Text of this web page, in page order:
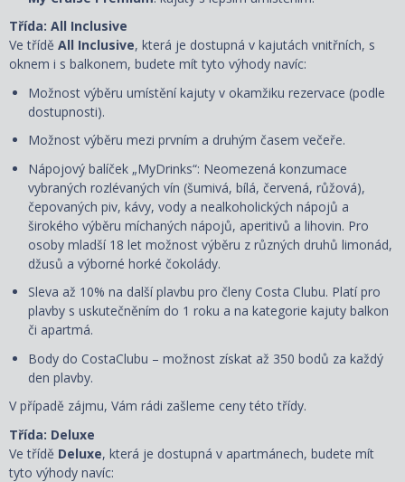
Třída: All Inclusive
Ve třídě All Inclusive, která je dostupná v kajutách vnitřních, s
oknem i s balkonem, budete mít tyto výhody navíc:
Možnost výběru umístění kajuty v okamžiku rezervace (podle
dostupnosti).
Možnost výběru mezi prvním a druhým časem večeře.
Nápojový balíček „MyDrinks“: Neomezená konzumace
vybraných rozlévaných vín (šumivá, bílá, červená, růžová),
čepovaných piv, kávy, vody a nealkoholických nápojů a
širokého výběru míchaných nápojů, aperitivů a lihovin. Pro
osoby mladší 18 let možnost výběru z různých druhů limonád,
džusů a výborné horké čokolády.
Sleva až 10% na další plavbu pro členy Costa Clubu. Platí pro
plavby s uskutečněním do 1 roku a na kategorie kajuty balkon
či apartmá.
Body do CostaClubu – možnost získat až 350 bodů za každý
den plavby.
V případě zájmu, Vám rádi zašleme ceny této třídy.
Třída: Deluxe
Ve třídě Deluxe, která je dostupná v apartmánech, budete mít
tyto výhody navíc: